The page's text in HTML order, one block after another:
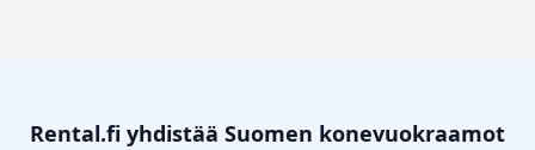
Rental.fi yhdistää Suomen konevuokraamot